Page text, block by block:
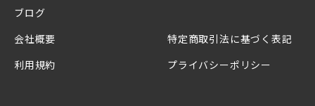
ブログ
会社概要
特定商取引法に基づく表記
利用規約
プライバシーポリシー